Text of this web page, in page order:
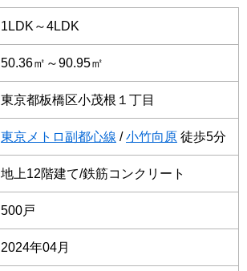
1LDK～4LDK
50.36㎡～90.95㎡
東京都板橋区小茂根１丁目
東京メトロ副都心線 /小竹向原 徒歩5分
地上12階建て/鉄筋コンクリート
500戸
2024年04月